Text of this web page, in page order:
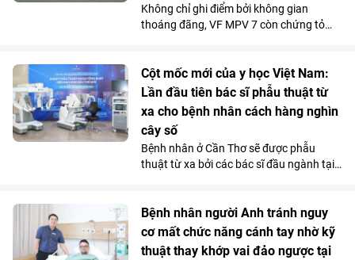
Không chỉ ghi điểm bởi không gian
thoáng đãng, VF MPV 7 còn chứng tỏ
Chi phí sử dụng tiết kiệm và những ưu
đãi hấp dẫn càng khiến mẫu MPV điện 7
chỗ tăng sức hút trong tháng 7.
Cột mốc mới của y học Việt Nam:
Lần đầu tiên bác sĩ phẫu thuật từ
xa cho bệnh nhân cách hàng nghìn
cây số
Bệnh nhân ở Cần Thơ sẽ được phẫu
thuật từ xa bởi các bác sĩ đầu ngành tại
Việt Nam. Bước đi chiến lược này của
Vinmec đã chính thức hiện thực hóa mô
hình “y tế không khoảng cách” ở nước ta.
Bệnh nhân người Anh tránh nguy
cơ mất chức năng cánh tay nhờ kỹ
thuật thay khớp vai đảo ngược tại